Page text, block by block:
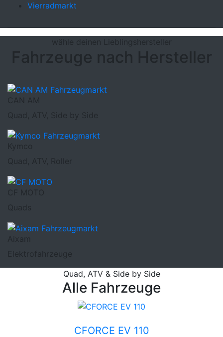
Vierradmarkt
wähle deinen Lieblingshersteller
Fahrzeuge nach Hersteller
CAN AM
Quad, ATV, Side by Side
Kymco
Quad, ATV, Roller
CF MOTO
Quads
Aixam
Elektrofahrzeuge
Quad, ATV & Side by Side
Alle Fahrzeuge
CFORCE EV 110